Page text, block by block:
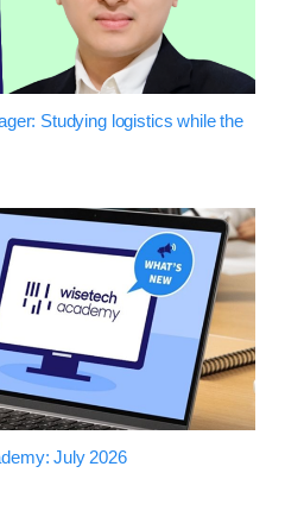
Studying logistics while the
July 2026